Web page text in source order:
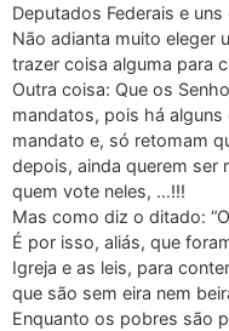
Deputados Federais e
Não adianta muito eleger
trazer coisa alguma para
Outra coisa: Que os
mandatos, pois há
mandato e, só retomam
depois, ainda querem ser
quem vote neles, …!!!
Mas como diz o ditado:
É por isso, aliás, que
Igreja e as leis, para
que são sem eira nem
Enquanto os pobres são